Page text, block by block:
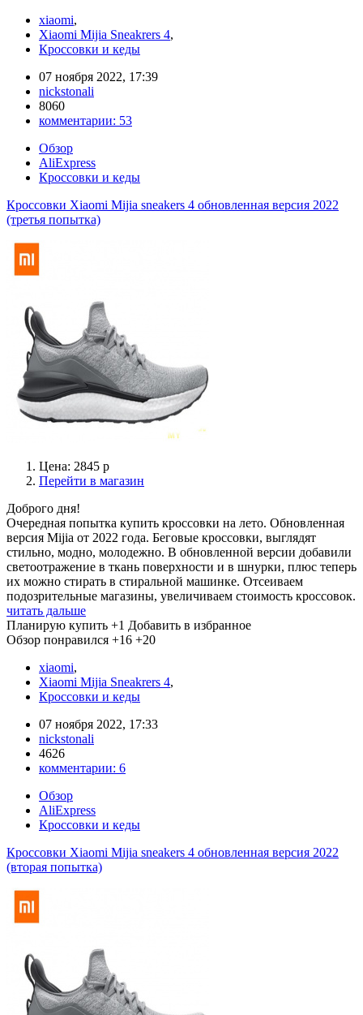
xiaomi,
Xiaomi Mijia Sneakrers 4,
Кроссовки и кеды
07 ноября 2022, 17:39
nickstonali
8060
комментарии: 53
Обзор
AliExpress
Кроссовки и кеды
Кроссовки Xiaomi Mijia sneakers 4 обновленная версия 2022
(третья попытка)
Цена: 2845 р
Перейти в магазин
Доброго дня!
Очередная попытка купить кроссовки на лето. Обновленная
версия Mijia от 2022 года. Беговые кроссовки, выглядят
стильно, модно, молодежно. В обновленной версии добавили
светоотражение в ткань поверхности и в шнурки, плюс теперь
их можно стирать в стиральной машинке. Отсеиваем
подозрительные магазины, увеличиваем стоимость кроссовок.
читать дальше
Планирую купить +1 Добавить в избранное
Обзор понравился +16 +20
xiaomi,
Xiaomi Mijia Sneakrers 4,
Кроссовки и кеды
07 ноября 2022, 17:33
nickstonali
4626
комментарии: 6
Обзор
AliExpress
Кроссовки и кеды
Кроссовки Xiaomi Mijia sneakers 4 обновленная версия 2022
(вторая попытка)